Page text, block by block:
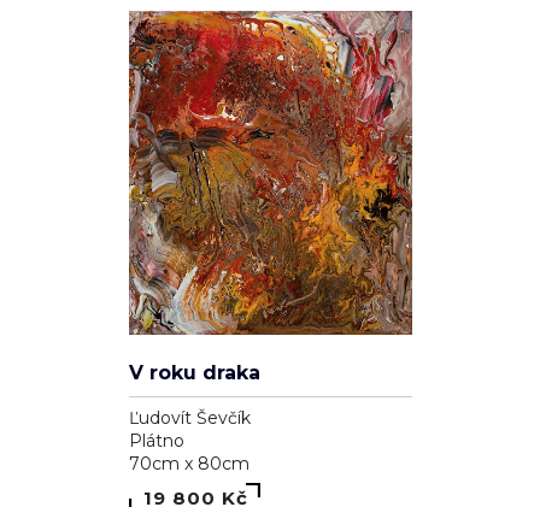
V roku draka
Ľudovít Ševčík
Plátno
70cm x 80cm
19 800 Kč